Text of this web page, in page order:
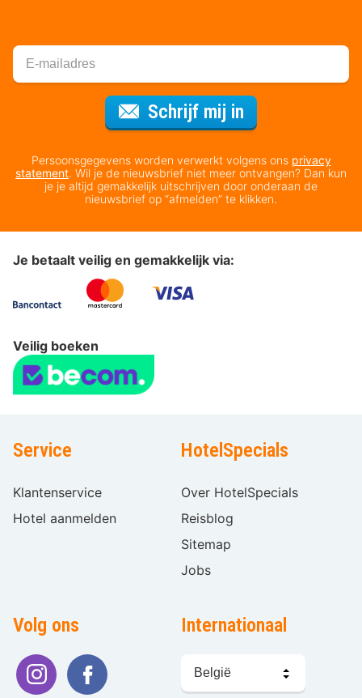
Schrijf mij in
Persoonsgegevens worden verwerkt volgens ons privacy
statement. Wil je de nieuwsbrief niet meer ontvangen? Dan kun
je je altijd gemakkelijk uitschrijven door onderaan de
nieuwsbrief op “afmelden” te klikken.
Je betaalt veilig en gemakkelijk via:
Veilig boeken
Service
Klantenservice
Hotel aanmelden
HotelSpecials
Over HotelSpecials
Reisblog
Sitemap
Jobs
Volg ons Internationaal
kiezen